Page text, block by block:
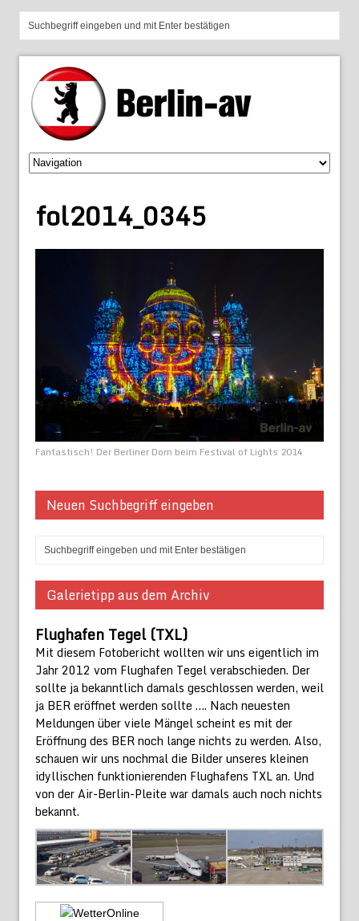
fol2014_0345
Fantastisch! Der Berliner Dom beim Festival of Lights 2014
Neuen Suchbegriff eingeben
Galerietipp aus dem Archiv
Flughafen Tegel (TXL)
Mit diesem Fotobericht wollten wir uns eigentlich im
Jahr 2012 vom Flughafen Tegel verabschieden. Der
sollte ja bekanntlich damals geschlossen werden, weil
ja BER eröffnet werden sollte …. Nach neuesten
Meldungen über viele Mängel scheint es mit der
Eröffnung des BER noch lange nichts zu werden. Also,
schauen wir uns nochmal die Bilder unseres kleinen
idyllischen funktionierenden Flughafens TXL an. Und
von der Air-Berlin-Pleite war damals auch noch nichts
bekannt.